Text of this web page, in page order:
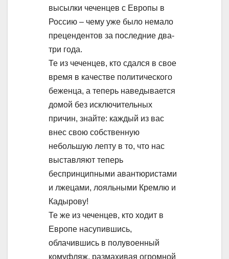
высылки чеченцев с Европы в
Россию – чему уже было немало
прецендентов за последние два-
три года.
Те из чеченцев, кто сдался в свое
время в качестве политического
беженца, а теперь наведывается
домой без исключительных
причин, знайте: каждый из вас
внес свою собственную
небольшую лепту в то, что нас
выставляют теперь
беспринципными авантюристами
и лжецами, лояльными Кремлю и
Кадырову!
Те же из чеченцев, кто ходит в
Европе насупившись,
облачившись в полувоенный
комуфляж, размахивая огромной